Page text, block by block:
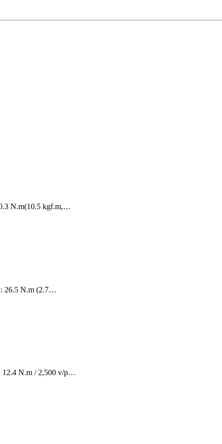
N.m(10.5 kgf.m,…
: 26.5 N.m (2.7…
12.4 N.m / 2,500 v/p…